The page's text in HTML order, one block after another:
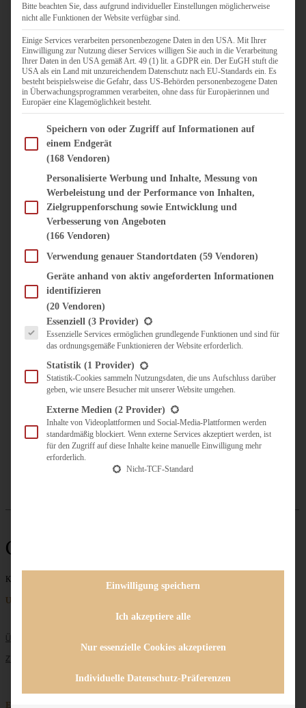
FLEISCH & FISCH
GRILLEN / BARBECUE
HERZHAFTES BACKEN
ONE-POT-GERICHTE
PASTA & NUDELGERICHTE
PIZZA, TARTES & QUICHES
REIS & RISOTTO
SALATE & SNACKS
SUPPENKASPEREIEN
VORSPEISEN
SÜSS & HERZHAFT
BROTAUFSTRICH
DIPS, SAUCEN, CHUTNEYS
KÜCHENGESCHENKE
UNTERWEGS
KULINARISCH UNTERWEGS
ÜBER MICH
ZUSAMMENARBEIT
Cappuccino
Keine Beiträge gefunden
Unternehmen
ÜBER MICH
ZUSAMMENARBEIT
Entdecken
Bitte beachten Sie, dass aufgrund individueller Einstellungen möglicherweise
nicht alle Funktionen der Website verfügbar sind.
Einige Services verarbeiten personenbezogene Daten in den USA. Mit Ihrer
Einwilligung zur Nutzung dieser Services willigen Sie auch in die Verarbeitung
Ihrer Daten in den USA gemäß Art. 49 (1) lit. a GDPR ein. Der EuGH stuft die
USA als ein Land mit unzureichendem Datenschutz nach EU-Standards ein. Es
besteht beispielsweise die Gefahr, dass US-Behörden personenbezogene Daten
in Überwachungsprogrammen verarbeiten, ohne dass für Europäerinnen und
Europäer eine Klagemöglichkeit besteht.
Im Folgenden finden Sie eine Liste der Zwecke des IAB Transparency and Consent
Speichern von oder Zugriff auf Informationen auf
einem Endgerät
(168 Vendoren)
Personalisierte Werbung und Inhalte, Messung von
Werbeleistung und der Performance von Inhalten,
Zielgruppenforschung sowie Entwicklung und
Verbesserung von Angeboten
(166 Vendoren)
Verwendung genauer Standortdaten (59 Vendoren)
Geräte anhand von aktiv angeforderten Informationen
identifizieren
(20 Vendoren)
Es folgt eine Liste der Service-Gruppen, für die eine Einwilligung erteilt werden
Essenziell (3 Provider)
Essenzielle Services ermöglichen grundlegende Funktionen und sind für
das ordnungsgemäße Funktionieren der Website erforderlich.
Statistik (1 Provider)
Statistik-Cookies sammeln Nutzungsdaten, die uns Aufschluss darüber
geben, wie unsere Besucher mit unserer Website umgehen.
Externe Medien (2 Provider)
Inhalte von Videoplattformen und Social-Media-Plattformen werden
standardmäßig blockiert. Wenn externe Services akzeptiert werden, ist
für den Zugriff auf diese Inhalte keine manuelle Einwilligung mehr
erforderlich.
Nicht-TCF-Standard
Einwilligung speichern
Ich akzeptiere alle
Nur essenzielle Cookies akzeptieren
Individuelle Datenschutz-Präferenzen